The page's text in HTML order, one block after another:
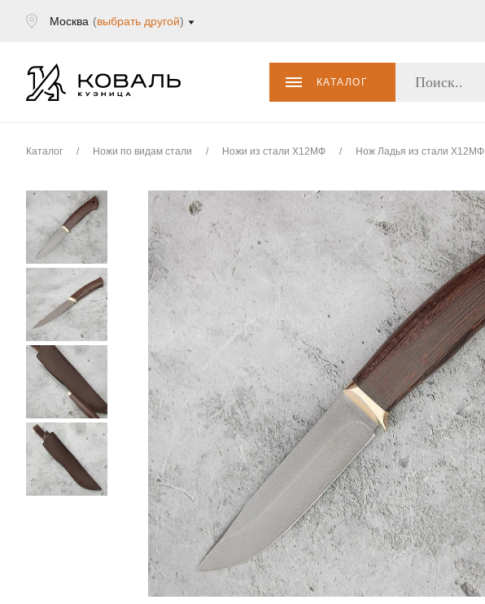
Москва (выбрать другой)
КАТАЛОГ
Каталог / Ножи по видам стали / Ножи из стали Х12МФ / Нож Ладья из стали Х12МФ